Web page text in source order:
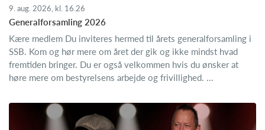
9. aug. 2026, kl. 16.26
Generalforsamling 2026
Kære medlem Du inviteres hermed til årets generalforsamling i
SSB. Kom og hør mere om året der gik og ikke mindst hvad
fremtiden bringer. Du er også velkommen hvis du ønsker at
høre mere om bestyrelsens arbejde og frivillighed. ...